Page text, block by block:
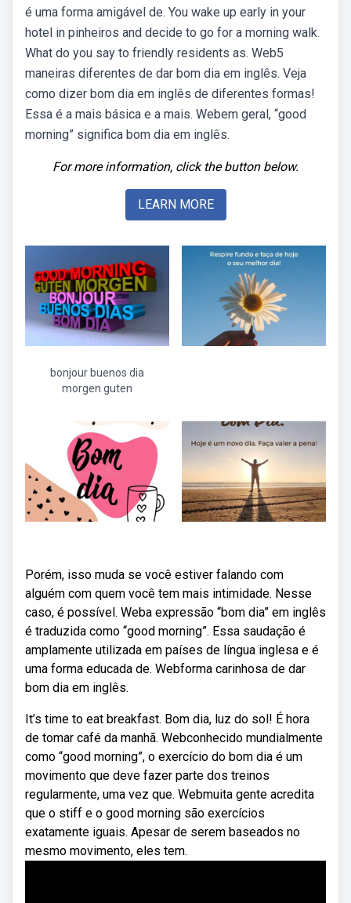
é uma forma amigável de. You wake up early in your
hotel in pinheiros and decide to go for a morning walk.
What do you say to friendly residents as. Web5
maneiras diferentes de dar bom dia em inglês. Veja
como dizer bom dia em inglês de diferentes formas!
Essa é a mais básica e a mais. Webem geral, “good
morning” significa bom dia em inglês.
For more information, click the button below.
LEARN MORE
bonjour buenos dia
morgen guten
Porém, isso muda se você estiver falando com
alguém com quem você tem mais intimidade. Nesse
caso, é possível. Weba expressão “bom dia” em inglês
é traduzida como “good morning”. Essa saudação é
amplamente utilizada em países de língua inglesa e é
uma forma educada de. Webforma carinhosa de dar
bom dia em inglês.
It’s time to eat breakfast. Bom dia, luz do sol! É hora
de tomar café da manhã. Webconhecido mundialmente
como “good morning”, o exercício do bom dia é um
movimento que deve fazer parte dos treinos
regularmente, uma vez que. Webmuita gente acredita
que o stiff e o good morning são exercícios
exatamente iguais. Apesar de serem baseados no
mesmo movimento, eles tem.